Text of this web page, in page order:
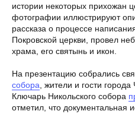
истории некоторых прихожан
фотографии иллюстрируют
рассказа о процессе
Покровской церкви, провел
храма, его святынь и икон.
На презентацию собрались
собора , жители и гости
Ключарь Никольского собора
отметил, что документальная